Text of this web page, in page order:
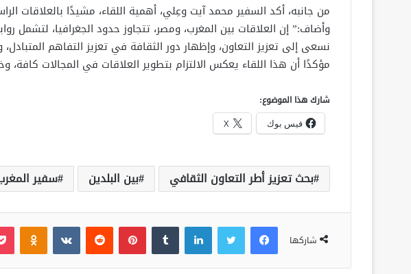
من جانبه، أكد السفير محمد آيت وعِلي، أهمية اللقاء، مشيدًا بالعلاقات
وأضاف:” إن العلاقات بين المغرب، ومصر، تتجاوز حدود الجغرافيا، لتشمل
نسعى إلى تعزيز التعاون، وإظهار دور الثقافة في تعزيز التفاهم المتبادل،
مؤكدًا أن هذا اللقاء يعكس الالتزام بتطوير العلاقات في المجالات
شارك هذا الموضوع:
فيس بوك X
بحث تعزيز أطر التعاون الثقافي بين البلدين سفير
شاركها
فيسبوك لينكدإن بينتيريست